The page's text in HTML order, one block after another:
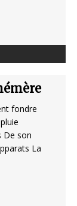
fondre
De son
La